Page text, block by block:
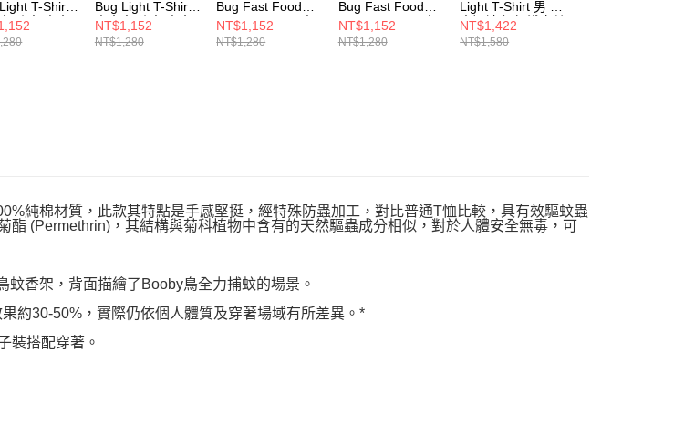
T-Shirt
防蟲 中大
上衣 白色
Bug Light T-Shirt
中大童 防蟲 中大
童 短袖上衣 深藍
綠
NT$1,152
NT$1,280
Bug Fast Food
Pocket T-Shirt 中
大童 防蟲 中大童
短袖上衣 淺卡其綠
NT$1,152
NT$1,280
Bug Fast Food
Pocket T-Shirt 中
大童 防蟲 中大童
短袖上衣 深藍綠
NT$1,152
NT$1,280
Light T-Shirt 男 防
蟲短袖上衣 淺卡其
綠
CH012717M126
NT$1,422
NT$1,580
純棉材質，此款其特點是手感堅挺，經特殊防蟲加工，對比普通T恤比較，具有效驅蚊蟲
酯 (Permethrin)，其結構與菊科植物中含有的天然驅蟲成分相似，對於人體安全無毒，可
蚊香架，背面描繪了Booby鳥全力捕蚊的場景。
約30-50%，實際仍依個人體質及穿著場域有所差異。*
裝搭配穿著。